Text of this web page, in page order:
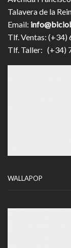
Talavera de la
Email:
Tlf. Ventas: (+34)
Tlf. Taller: (+34)
WALLAPOP